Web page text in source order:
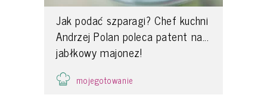
Jak podać szparagi? Chef kuchni
Andrzej Polan poleca patent na...
jabłkowy majonez!
mojegotowanie